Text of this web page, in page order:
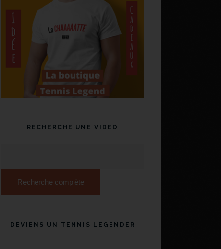
RECHERCHE UNE VIDÉO
Recherche complète
DEVIENS UN TENNIS LEGENDER